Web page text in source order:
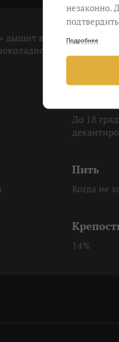
вишневым садом
крошкой и
До 18
Пить
Когда не
14%
незаконно.
Подробнее